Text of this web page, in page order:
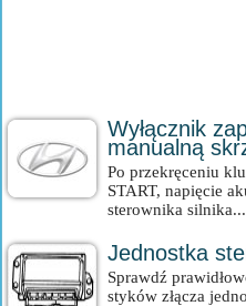
Wyłącznik
manualną
Po przekręceniu
START, napięcie
sterownika
Jednostka
Sprawdź
styków złącza